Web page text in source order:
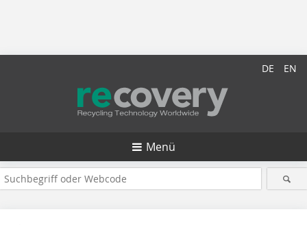
DE EN
Menü